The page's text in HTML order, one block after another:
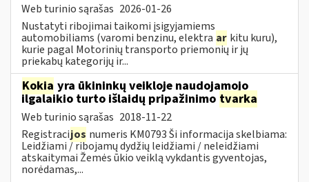
Web turinio sąrašas 2026-01-26
Nustatyti ribojimai taikomi įsigyjamiems
automobiliams (varomi benzinu, elektra ar kitu kuru),
kurie pagal Motorinių transporto priemonių ir jų
priekabų kategorijų ir...
Kokia yra ūkininkų veikloje naudojamojo
ilgalaikio turto išlaidų pripažinimo tvarka
Web turinio sąrašas 2018-11-22
Registracijos numeris KM0793 Ši informacija skelbiama:
Leidžiami / ribojamų dydžių leidžiami / neleidžiami
atskaitymai Žemės ūkio veiklą vykdantis gyventojas,
norėdamas,...